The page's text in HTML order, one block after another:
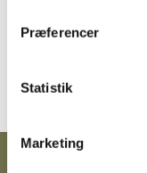
Præferencer
Statistik
Marketing
GRATIS fragt
NØGLEHÅNDTERING
SIKRING
MANUALER